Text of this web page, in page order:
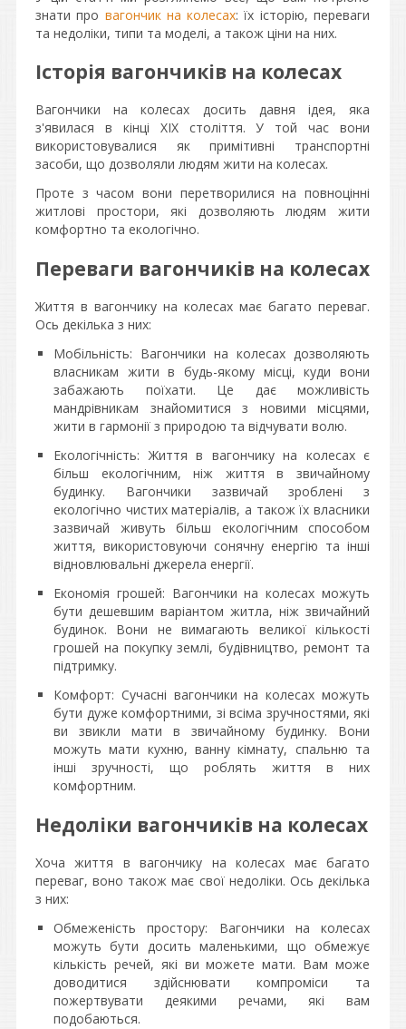
знати про вагончик на колесах: їх історію, переваги
та недоліки, типи та моделі, а також ціни на них.
Історія вагончиків на колесах
Вагончики на колесах досить давня ідея, яка
з'явилася в кінці XIX століття. У той час вони
використовувалися як примітивні транспортні
засоби, що дозволяли людям жити на колесах.
Проте з часом вони перетворилися на повноцінні
житлові простори, які дозволяють людям жити
комфортно та екологічно.
Переваги вагончиків на колесах
Життя в вагончику на колесах має багато переваг.
Ось декілька з них:
Мобільність: Вагончики на колесах дозволяють
власникам жити в будь-якому місці, куди вони
забажають поїхати. Це дає можливість
мандрівникам знайомитися з новими місцями,
жити в гармонії з природою та відчувати волю.
Екологічність: Життя в вагончику на колесах є
більш екологічним, ніж життя в звичайному
будинку. Вагончики зазвичай зроблені з
екологічно чистих матеріалів, а також їх власники
зазвичай живуть більш екологічним способом
життя, використовуючи сонячну енергію та інші
відновлювальні джерела енергії.
Економія грошей: Вагончики на колесах можуть
бути дешевшим варіантом житла, ніж звичайний
будинок. Вони не вимагають великої кількості
грошей на покупку землі, будівництво, ремонт та
підтримку.
Комфорт: Сучасні вагончики на колесах можуть
бути дуже комфортними, зі всіма зручностями, які
ви звикли мати в звичайному будинку. Вони
можуть мати кухню, ванну кімнату, спальню та
інші зручності, що роблять життя в них
комфортним.
Недоліки вагончиків на колесах
Хоча життя в вагончику на колесах має багато
переваг, воно також має свої недоліки. Ось декілька
з них:
Обмеженість простору: Вагончики на колесах
можуть бути досить маленькими, що обмежує
кількість речей, які ви можете мати. Вам може
доводитися здійснювати компроміси та
пожертвувати деякими речами, які вам
подобаються.